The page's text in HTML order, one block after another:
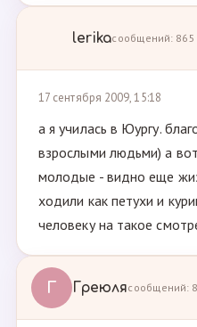
lerikaсообщений: 865
17 сентября 2009, 15:18
а я училась в Юургу.
взрослыми людьми) а
молодые - видно еще
ходили как петухи и
человеку на такое
Г Греюлясообщений: